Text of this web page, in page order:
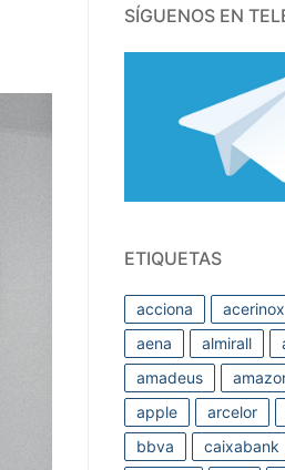
SÍGUENOS EN
ETIQUETAS
acciona acerinox
aena
almirall
amadeus
apple
arcelor
bbva
caixabank